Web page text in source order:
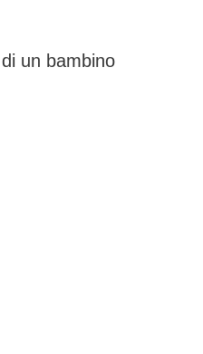
un bambino